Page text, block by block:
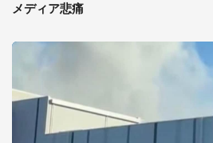
メディア悲痛